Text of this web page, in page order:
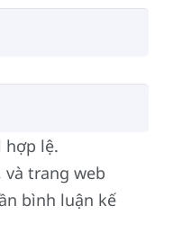
hợp lệ.
trang web
bình luận kế